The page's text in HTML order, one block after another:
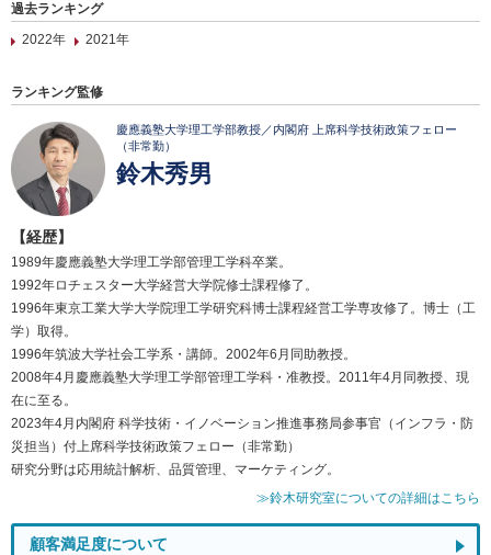
過去ランキング
2022年
2021年
ランキング監修
慶應義塾大学理工学部教授／内閣府 上席科学技術政策フェロー
（非常勤）
鈴木秀男
【経歴】
1989年慶應義塾大学理工学部管理工学科卒業。
1992年ロチェスター大学経営大学院修士課程修了。
1996年東京工業大学大学院理工学研究科博士課程経営工学専攻修了。博士（工
学）取得。
1996年筑波大学社会工学系・講師。2002年6月同助教授。
2008年4月慶應義塾大学理工学部管理工学科・准教授。2011年4月同教授、現
在に至る。
2023年4月内閣府 科学技術・イノベーション推進事務局参事官（インフラ・防
災担当）付上席科学技術政策フェロー（非常勤）
研究分野は応用統計解析、品質管理、マーケティング。
≫鈴木研究室についての詳細はこちら
顧客満足度について